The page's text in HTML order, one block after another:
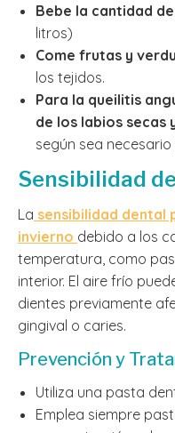
Bebe la cantidad
litros)
Come frutas y
los tejidos.
Para la queilitis
de los labios secas
según sea
Sensibilidad
La sensibilidad dental
invierno debido a los
temperatura, como
interior. El aire frío
dientes previamente
gingival o caries.
Prevención y
Utiliza una pasta
Emplea siempre